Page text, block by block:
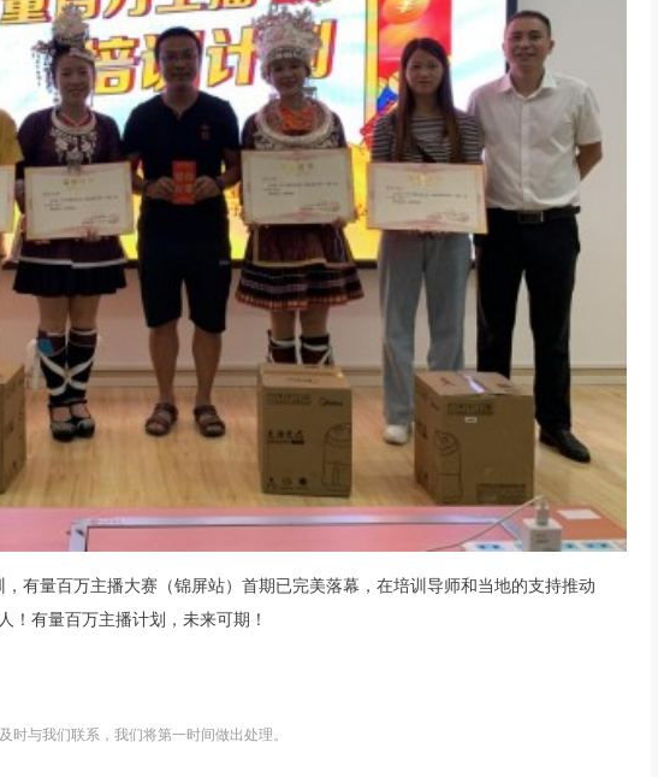
量百万主播大赛（锦屏站）首期已完美落幕，在培训导师和当地的支持推动
！有量百万主播计划，未来可期！
与我们联系，我们将第一时间做出处理。